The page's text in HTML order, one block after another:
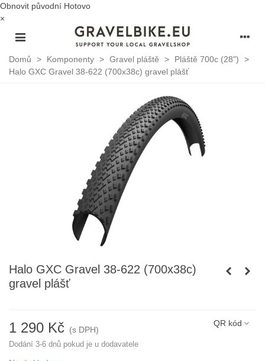
Obnovit původní Hotovo
×
Domů > Komponenty > Gravel pláště > Pláště 700c (28")
>
Halo GXC Gravel 38-622 (700x38c) gravel plášť
Halo GXC Gravel 38-622 (700x38c)
gravel plášť
1 290 Kč (s DPH)
Dodání 3-6 dnů pokud je u dodavatele
QR kód